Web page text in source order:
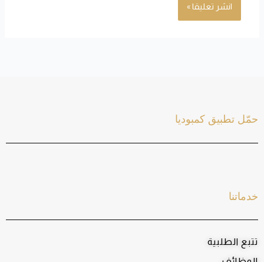
خدماتنا
تتبع الطلبية
حمّل تطبيق كمبوديا